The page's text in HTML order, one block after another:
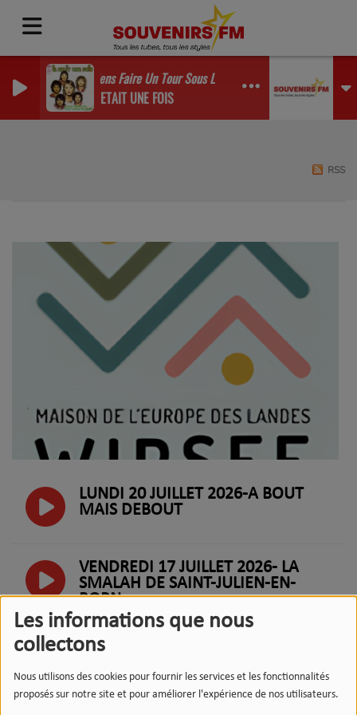
Les informations que nous
collectons
Nous utilisons des cookies pour fournir les services et les fonctionnalités
proposés sur notre site et pour améliorer l'expérience de nos utilisateurs.
Viens Faire Un Tour Sous La Pluie
IL ETAIT UNE FOIS
RSS
LUNDI 20 JUILLET 2026-À BOUT
MAIS DEBOUT
VENDREDI 17 JUILLET 2026- LA
SMALAH DE SAINT-JULIEN-EN-
BORN
JEUDI 16 JUILLET 2026-LES
EXPOSITIONS À L’ABBAYE
D’ARTHOUS ET AU MUSÉE MUSÉE
DÉPARTEMENTAL DE LA FAÏENCE ET